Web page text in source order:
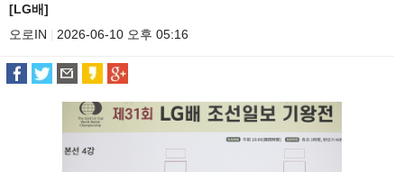
[LG배]
오로IN
2026-06-10 오후 05:16